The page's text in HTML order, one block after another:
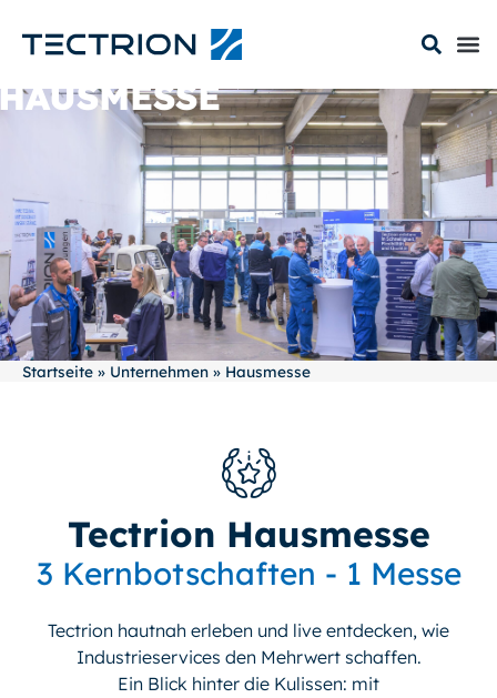
Startseite » Unternehmen » Hausmesse
Tectrion Hausmesse
3 Kernbotschaften - 1 Messe
Tectrion hautnah erleben und live entdecken, wie
Industrieservices den Mehrwert schaffen.
Ein Blick hinter die Kulissen: mit